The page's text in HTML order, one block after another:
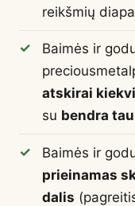
reikšmių
Baimės ir
atskirai
su bendra
Baimės ir
prieinamas
dalis